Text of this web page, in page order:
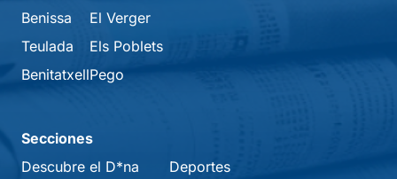
Benissa
Teulada
Benitatxell
El Verger
Els Poblets
Pego
Secciones
Descubre el D*na
Deportes